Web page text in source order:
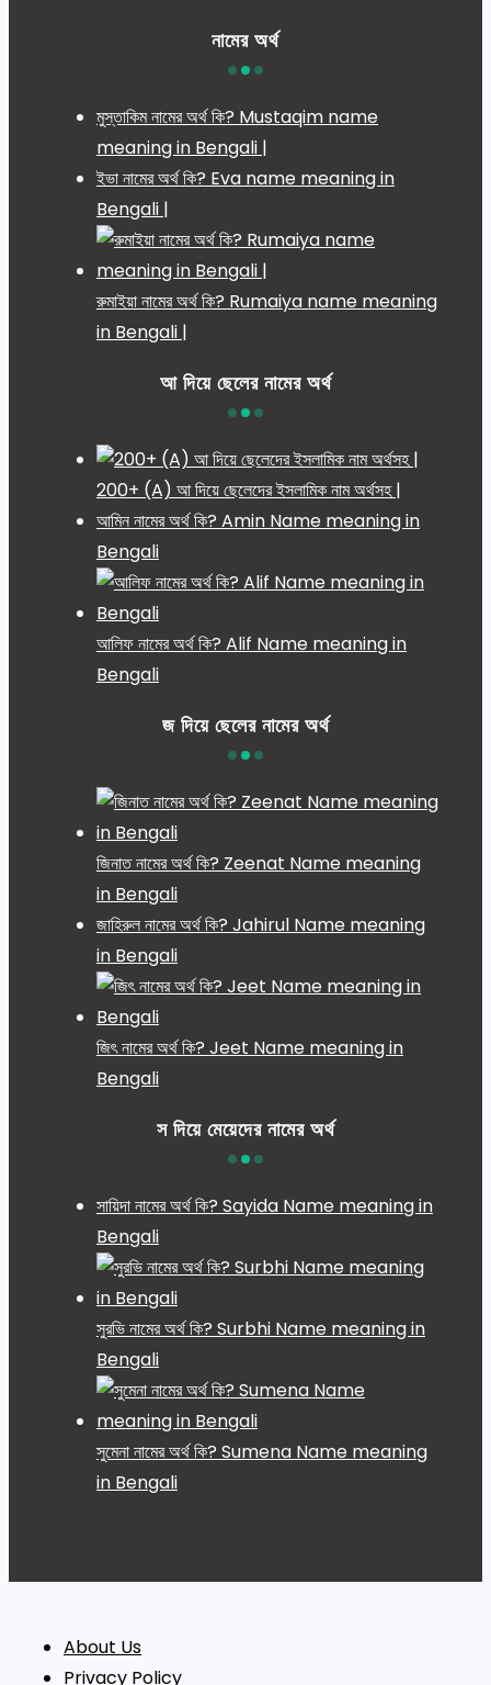
নামের অর্থ
মুস্তাকিম নামের অর্থ কি? Mustaqim name
meaning in Bengali |
ইভা নামের অর্থ কি? Eva name meaning in
Bengali |
রুমাইয়া নামের অর্থ কি? Rumaiya name meaning
in Bengali |
আ দিয়ে ছেলের নামের অর্থ
200+ (A) আ দিয়ে ছেলেদের ইসলামিক নাম অর্থসহ |
আমিন নামের অর্থ কি? Amin Name meaning in
Bengali
আলিফ নামের অর্থ কি? Alif Name meaning in
Bengali
জ দিয়ে ছেলের নামের অর্থ
জিনাত নামের অর্থ কি? Zeenat Name meaning
in Bengali
জাহিরুল নামের অর্থ কি? Jahirul Name meaning
in Bengali
জিৎ নামের অর্থ কি? Jeet Name meaning in
Bengali
স দিয়ে মেয়েদের নামের অর্থ
সায়িদা নামের অর্থ কি? Sayida Name meaning in
Bengali
সুরভি নামের অর্থ কি? Surbhi Name meaning in
Bengali
সুমেনা নামের অর্থ কি? Sumena Name meaning
in Bengali
About Us
Privacy Policy